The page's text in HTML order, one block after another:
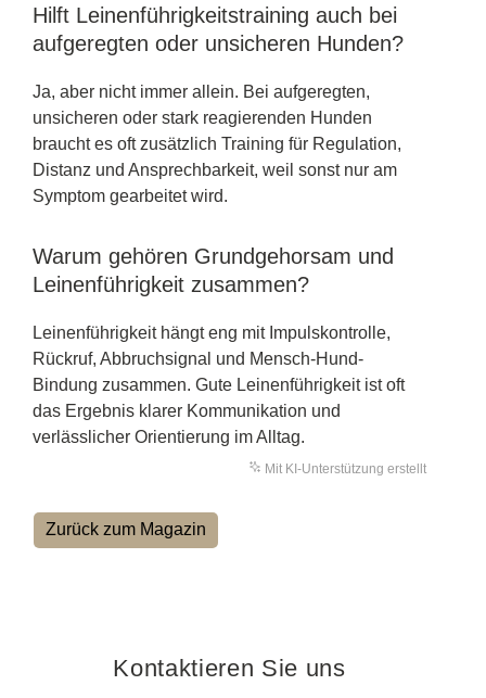
Hilft Leinenführigkeitstraining auch bei
aufgeregten oder unsicheren Hunden?
Ja, aber nicht immer allein. Bei aufgeregten,
unsicheren oder stark reagierenden Hunden
braucht es oft zusätzlich Training für Regulation,
Distanz und Ansprechbarkeit, weil sonst nur am
Symptom gearbeitet wird.
Warum gehören Grundgehorsam und
Leinenführigkeit zusammen?
Leinenführigkeit hängt eng mit Impulskontrolle,
Rückruf, Abbruchsignal und Mensch-Hund-
Bindung zusammen. Gute Leinenführigkeit ist oft
das Ergebnis klarer Kommunikation und
verlässlicher Orientierung im Alltag.
Mit KI-Unterstützung erstellt
Zurück zum Magazin
Kontaktieren Sie uns